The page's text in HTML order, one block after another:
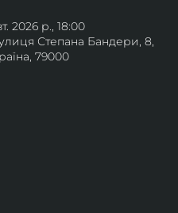
2026 р., 18:00
Степана Бандери, 8,
79000